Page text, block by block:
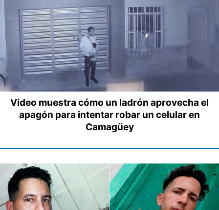
Video muestra cómo un ladrón aprovecha el
apagón para intentar robar un celular en
Camagüey